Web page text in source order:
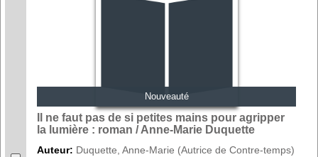
Nouveauté
Il ne faut pas de si petites mains pour agripper
la lumière : roman / Anne-Marie Duquette
Auteur: Duquette, Anne-Marie (Autrice de Contre-temps)